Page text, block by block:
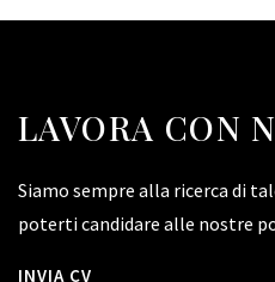
LAVORA CON
Siamo sempre alla ricerca di
poterti candidare alle nostre
INVIA CV